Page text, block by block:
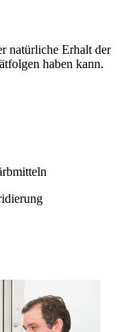
natürliche Erhalt der
haben kann.